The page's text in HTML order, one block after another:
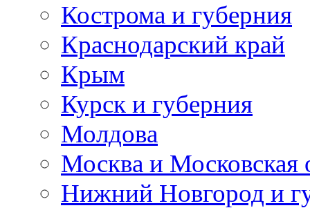
Кострома и губерния
Краснодарский край
Крым
Курск и губерния
Молдова
Москва и Московская
Нижний Новгород и